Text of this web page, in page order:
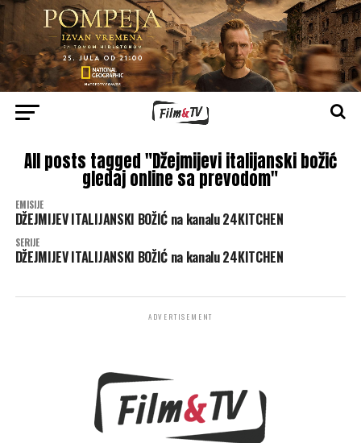
All posts tagged "Džejmijevi italijanski božić
gledaj online sa prevodom"
EMISIJE
DŽEJMIJEV ITALIJANSKI BOŽIĆ na kanalu 24KITCHEN
SERIJE
DŽEJMIJEV ITALIJANSKI BOŽIĆ na kanalu 24KITCHEN
ADVERTISEMENT